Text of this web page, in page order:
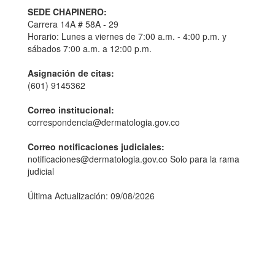
SEDE CHAPINERO:
Carrera 14A # 58A - 29
Horario: Lunes a viernes de 7:00 a.m. - 4:00 p.m. y
sábados 7:00 a.m. a 12:00 p.m.
Asignación de citas:
(601) 9145362
Correo institucional:
correspondencia@dermatologia.gov.co
Correo notificaciones judiciales:
notificaciones@dermatologia.gov.co Solo para la rama
judicial
Última Actualización: 09/08/2026